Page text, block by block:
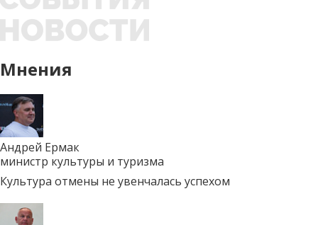
Мнения
Андрей Ермак
министр культуры и туризма
Культура отмены не увенчалась успехом